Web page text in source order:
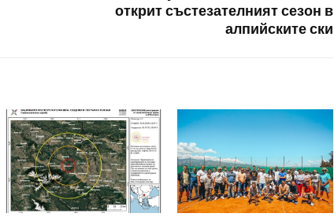
открит състезателният сезон в
алпийските ски